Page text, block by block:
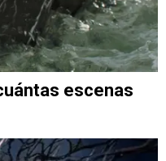
escenas